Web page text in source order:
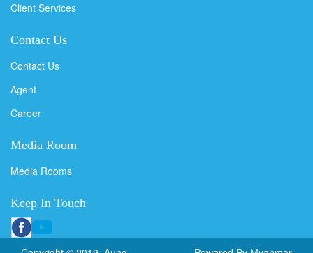
Client Services
Contact Us
Contact Us
Agent
Career
Media Room
Media Rooms
Keep In Touch